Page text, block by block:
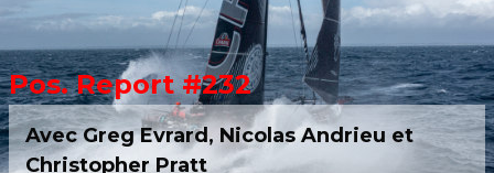
Pos. Report #232
Avec Greg Evrard, Nicolas Andrieu et
Christopher Pratt